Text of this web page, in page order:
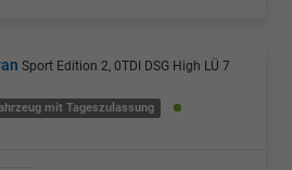
Sport Edition 2, 0TDI DSG High LÜ 7
mit Tageszulassung